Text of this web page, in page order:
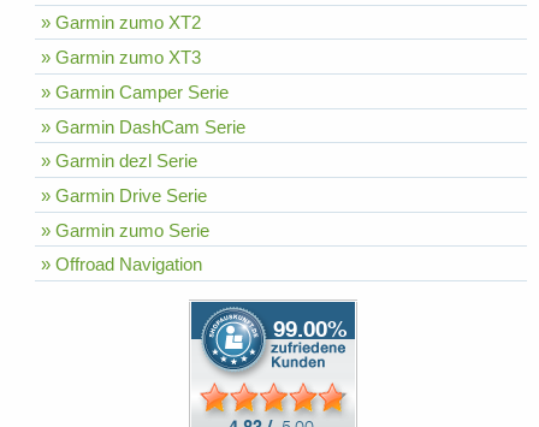
» Garmin zumo XT2
» Garmin zumo XT3
» Garmin Camper Serie
» Garmin DashCam Serie
» Garmin dezl Serie
» Garmin Drive Serie
» Garmin zumo Serie
» Offroad Navigation